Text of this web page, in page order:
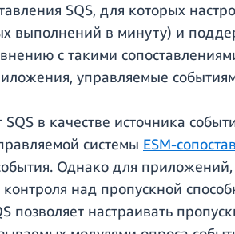
SQS, для которых
выполнений в минуту) и
с такими
управляемые
SQS в качестве источника
системы ESM-
Однако для
контроля над пропускной
позволяет настраивать